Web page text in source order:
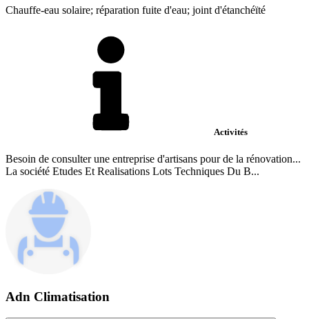
Chauffe-eau solaire; réparation fuite d'eau; joint d'étanchéïté
Activités
Besoin de consulter une entreprise d'artisans pour de la rénovation...
La société Etudes Et Realisations Lots Techniques Du B...
Adn Climatisation